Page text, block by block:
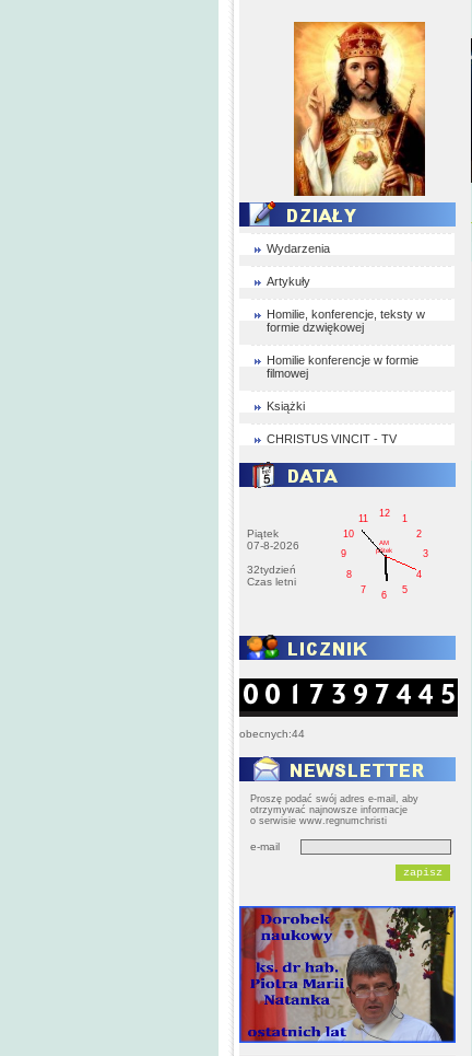
Wydarzenia
Artykuły
Homilie, konferencje, teksty w
formie dzwiękowej
Homilie konferencje w formie
filmowej
Książki
CHRISTUS VINCIT - TV
Piątek
07-8-2026
32tydzień
Czas letni
1
2
3
4
5
6
7
8
9
10
11
12
AM
pištek
obecnych:44
Proszę podać swój adres e-mail, aby
otrzymywać najnowsze informacje
o serwisie www.regnumchristi
e-mail